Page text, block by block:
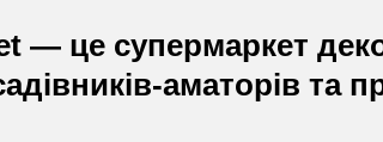
— це супермаркет
аматорів та